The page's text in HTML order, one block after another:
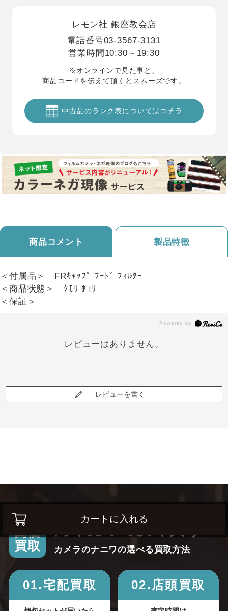
カートに入れる
レモン社 銀座教会店
電話番号03-3567-3131
営業時間 10:30～19:30
※オンラインで見た事と、
商品コードを伝えて頂くとスムーズです。
中古品のランク表についてはコチラ
商品コメント 製品特徴
＜付属品＞ FRｷｬｯﾌﾟ ﾌｰﾄﾞ ﾌｨﾙﾀｰ
＜商品状態＞ ｸﾓﾘ ﾎｺﾘ
＜保証＞
レビューはありません。
レビューを書く
高価
買取
高く売って安く買う！
カメラのナニワの選べる買取方法
01.宅配買取 02.店頭買取